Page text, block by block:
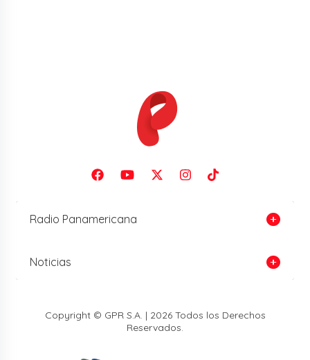
Radio Panamericana
Noticias
Copyright © GPR S.A. | 2026 Todos los Derechos
Reservados.